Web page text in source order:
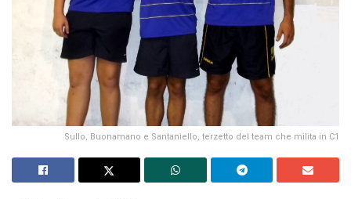
Sullo, Buonamano e Santaniello, terzetto del team che milita in C1